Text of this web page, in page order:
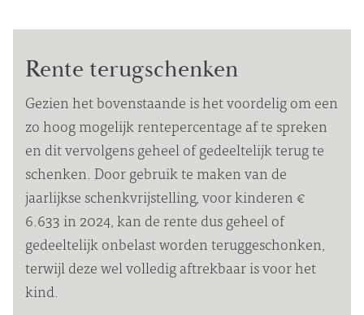
Rente terugschenken
Gezien het bovenstaande is het voordelig om een
zo hoog mogelijk rentepercentage af te spreken
en dit vervolgens geheel of gedeeltelijk terug te
schenken. Door gebruik te maken van de
jaarlijkse schenkvrijstelling, voor kinderen €
6.633 in 2024, kan de rente dus geheel of
gedeeltelijk onbelast worden teruggeschonken,
terwijl deze wel volledig aftrekbaar is voor het
kind.